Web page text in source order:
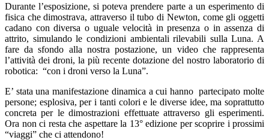
Durante l’esposizione, si poteva prendere parte a un esperimento di
fisica che dimostrava, attraverso il tubo di Newton, come gli oggetti
cadano con diversa o uguale velocità in presenza o in assenza di
attrito, simulando le condizioni ambientali rilevabili sulla Luna. A
fare da sfondo alla nostra postazione, un video che rappresenta
l’attività dei droni, la più recente dotazione del nostro laboratorio di
robotica: “con i droni verso la Luna”.
E’ stata una manifestazione dinamica a cui hanno partecipato molte
persone; esplosiva, per i tanti colori e le diverse idee, ma soprattutto
concreta per le dimostrazioni effettuate attraverso gli esperimenti.
Ora non ci resta che aspettare la 13° edizione per scoprire i prossimi
“viaggi” che ci attendono!